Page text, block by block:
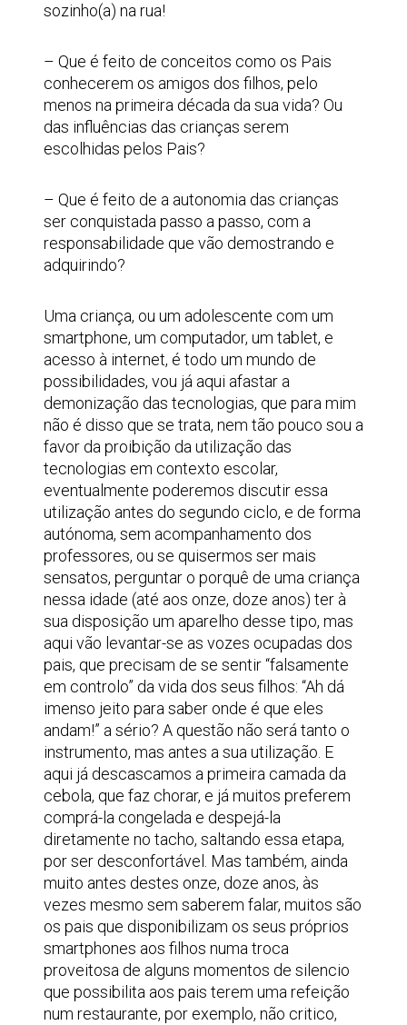
sozinho(a) na rua!
– Que é feito de conceitos como os Pais
conhecerem os amigos dos filhos, pelo
menos na primeira década da sua vida? Ou
das influências das crianças serem
escolhidas pelos Pais?
– Que é feito de a autonomia das crianças
ser conquistada passo a passo, com a
responsabilidade que vão demostrando e
adquirindo?
Uma criança, ou um adolescente com um
smartphone, um computador, um tablet, e
acesso à internet, é todo um mundo de
possibilidades, vou já aqui afastar a
demonização das tecnologias, que para mim
não é disso que se trata, nem tão pouco sou a
favor da proibição da utilização das
tecnologias em contexto escolar,
eventualmente poderemos discutir essa
utilização antes do segundo ciclo, e de forma
autónoma, sem acompanhamento dos
professores, ou se quisermos ser mais
sensatos, perguntar o porquê de uma criança
nessa idade (até aos onze, doze anos) ter à
sua disposição um aparelho desse tipo, mas
aqui vão levantar-se as vozes ocupadas dos
pais, que precisam de se sentir “falsamente
em controlo” da vida dos seus filhos: “Ah dá
imenso jeito para saber onde é que eles
andam!” a sério? A questão não será tanto o
instrumento, mas antes a sua utilização. E
aqui já descascamos a primeira camada da
cebola, que faz chorar, e já muitos preferem
comprá-la congelada e despejá-la
diretamente no tacho, saltando essa etapa,
por ser desconfortável. Mas também, ainda
muito antes destes onze, doze anos, às
vezes mesmo sem saberem falar, muitos são
os pais que disponibilizam os seus próprios
smartphones aos filhos numa troca
proveitosa de alguns momentos de silencio
que possibilita aos pais terem uma refeição
num restaurante, por exemplo, não critico,